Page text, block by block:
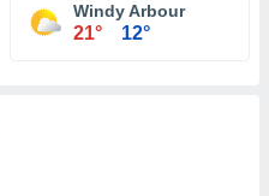
Windy Arbour
21° 12°